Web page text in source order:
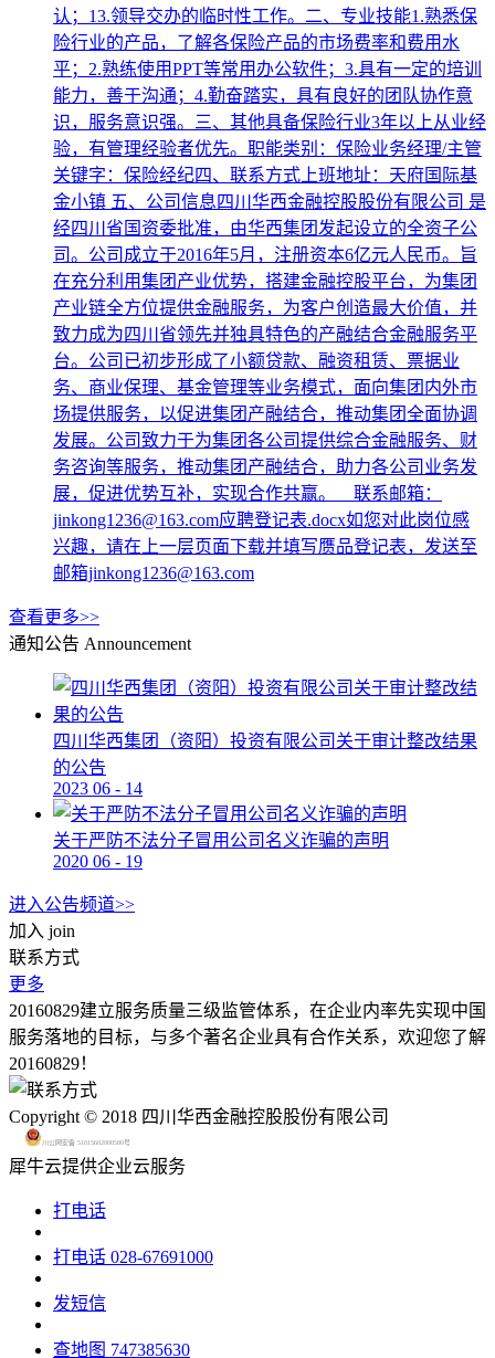
认；13.领导交办的临时性工作。二、专业技能1.熟悉保
险行业的产品，了解各保险产品的市场费率和费用水
平；2.熟练使用PPT等常用办公软件；3.具有一定的培训
能力，善于沟通；4.勤奋踏实，具有良好的团队协作意
识，服务意识强。三、其他具备保险行业3年以上从业经
验，有管理经验者优先。职能类别：保险业务经理/主管
关键字：保险经纪四、联系方式上班地址：天府国际基
金小镇 五、公司信息四川华西金融控股股份有限公司 是
经四川省国资委批准，由华西集团发起设立的全资子公
司。公司成立于2016年5月，注册资本6亿元人民币。旨
在充分利用集团产业优势，搭建金融控股平台，为集团
产业链全方位提供金融服务，为客户创造最大价值，并
致力成为四川省领先并独具特色的产融结合金融服务平
台。公司已初步形成了小额贷款、融资租赁、票据业
务、商业保理、基金管理等业务模式，面向集团内外市
场提供服务，以促进集团产融结合，推动集团全面协调
发展。公司致力于为集团各公司提供综合金融服务、财
务咨询等服务，推动集团产融结合，助力各公司业务发
展，促进优势互补，实现合作共赢。 联系邮箱：
jinkong1236@163.com应聘登记表.docx如您对此岗位感
兴趣，请在上一层页面下载并填写赝品登记表，发送至
邮箱jinkong1236@163.com
查看更多>>
通知公告 Announcement
四川华西集团（资阳）投资有限公司关于审计整改结果
的公告
2023 06 - 14
关于严防不法分子冒用公司名义诈骗的声明
2020 06 - 19
进入公告频道>>
加入 join
联系方式
更多
20160829建立服务质量三级监管体系，在企业内率先实现中国
服务落地的目标，与多个著名企业具有合作关系，欢迎您了解
20160829！
Copyright © 2018 四川华西金融控股股份有限公司
川公网安备 51015602000580号
犀牛云提供企业云服务
打电话
打电话 028-67691000
发短信
查地图 747385630